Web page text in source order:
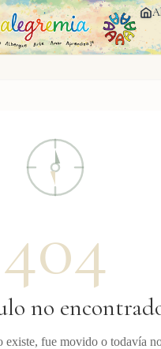
404
no
existe, fue movido o todavía